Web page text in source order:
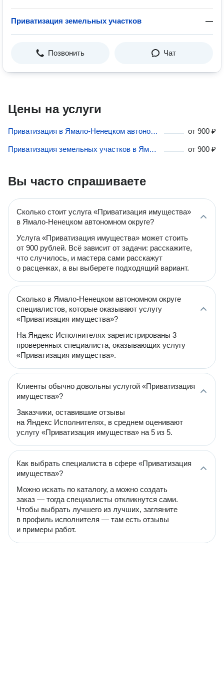
Приватизация земельных участков —
Позвонить Чат
Цены на услуги
Приватизация в Ямало-Ненецком автономном округе от 900 ₽
Приватизация земельных участков в Ямало-Ненецком автономном округе от 900 ₽
Вы часто спрашиваете
Сколько стоит услуга «Приватизация имущества»
в Ямало-Ненецком автономном округе?
Услуга «Приватизация имущества» может стоить
от 900 рублей. Всё зависит от задачи: расскажите,
что случилось, и мастера сами расскажут
о расценках, а вы выберете подходящий вариант.
Сколько в Ямало-Ненецком автономном округе
специалистов, которые оказывают услугу
«Приватизация имущества»?
На Яндекс Исполнителях зарегистрированы 3
проверенных специалиста, оказывающих услугу
«Приватизация имущества».
Клиенты обычно довольны услугой «Приватизация
имущества»?
Заказчики, оставившие отзывы
на Яндекс Исполнителях, в среднем оценивают
услугу «Приватизация имущества» на 5 из 5.
Как выбрать специалиста в сфере «Приватизация
имущества»?
Можно искать по каталогу, а можно создать
заказ — тогда специалисты откликнутся сами.
Чтобы выбрать лучшего из лучших, загляните
в профиль исполнителя — там есть отзывы
и примеры работ.